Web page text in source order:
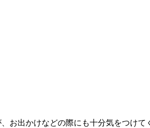
お出かけなどの際にも十分気をつけて